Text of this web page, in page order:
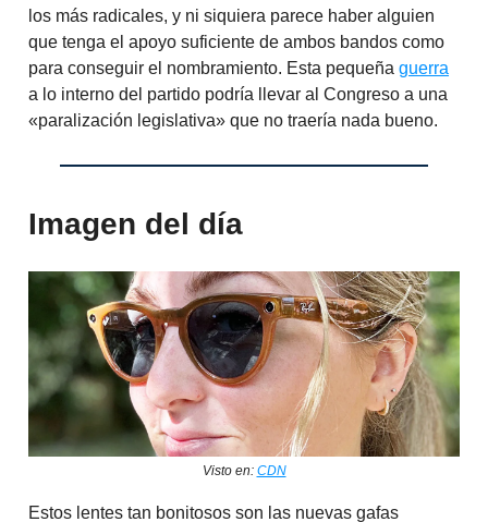
los más radicales, y ni siquiera parece haber alguien
que tenga el apoyo suficiente de ambos bandos como
para conseguir el nombramiento. Esta pequeña guerra
a lo interno del partido podría llevar al Congreso a una
«paralización legislativa» que no traería nada bueno.
Imagen del día
Visto en: CDN
Estos lentes tan bonitosos son las nuevas gafas